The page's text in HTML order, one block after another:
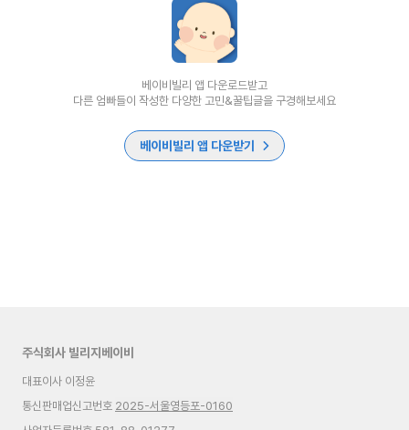
베이비빌리 앱 다운로드받고
다른 엄빠들이 작성한 다양한 고민&꿀팁글을 구경해보세요
베이비빌리 앱 다운받기
주식회사 빌리지베이비
대표이사 이정윤
통신판매업신고번호 2025-서울영등포-0160